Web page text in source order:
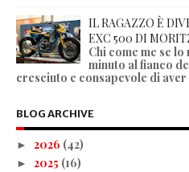
IL RAGAZZO È
EXC 500 DI
Chi come me se
minuto al fianco
cresciuto e consapevole di
BLOG ARCHIVE
► 2026 (42)
► 2025 (16)